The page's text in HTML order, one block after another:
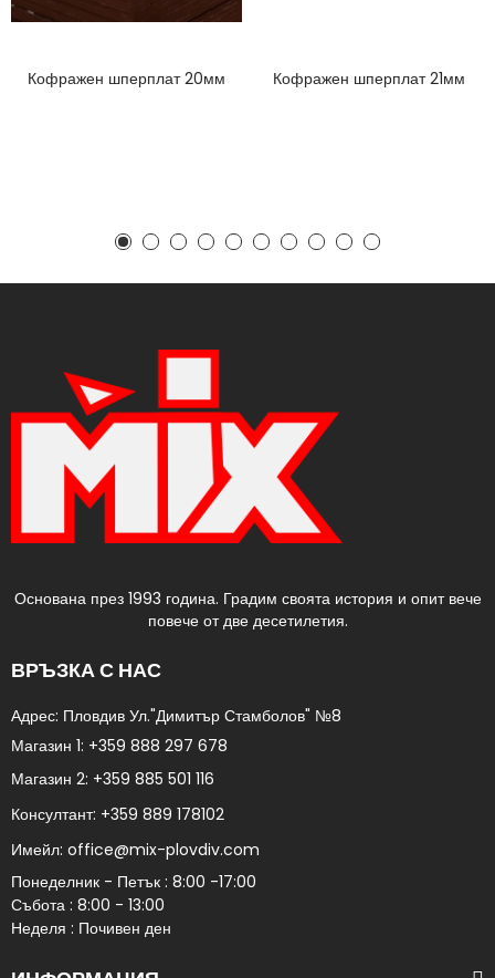
Кофражен шперплат 20мм Кофражен шперплат 21мм
Основана през 1993 година. Градим своята история и опит вече
повече от две десетилетия.
ВРЪЗКА С НАС
Адрес: Пловдив Ул."Димитър Стамболов" №8​
Магазин 1: +359 888 297 678
Магазин 2: +359 885 501 116
Консултант: +359 889 178102​
Имейл: office@mix-plovdiv.com
Понеделник - Петък : 8:00 -17:00
Събота : 8:00 - 13:00
Неделя : Почивен ден